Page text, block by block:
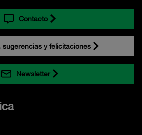
Contacto
sugerencias y felicitaciones
Newsletter